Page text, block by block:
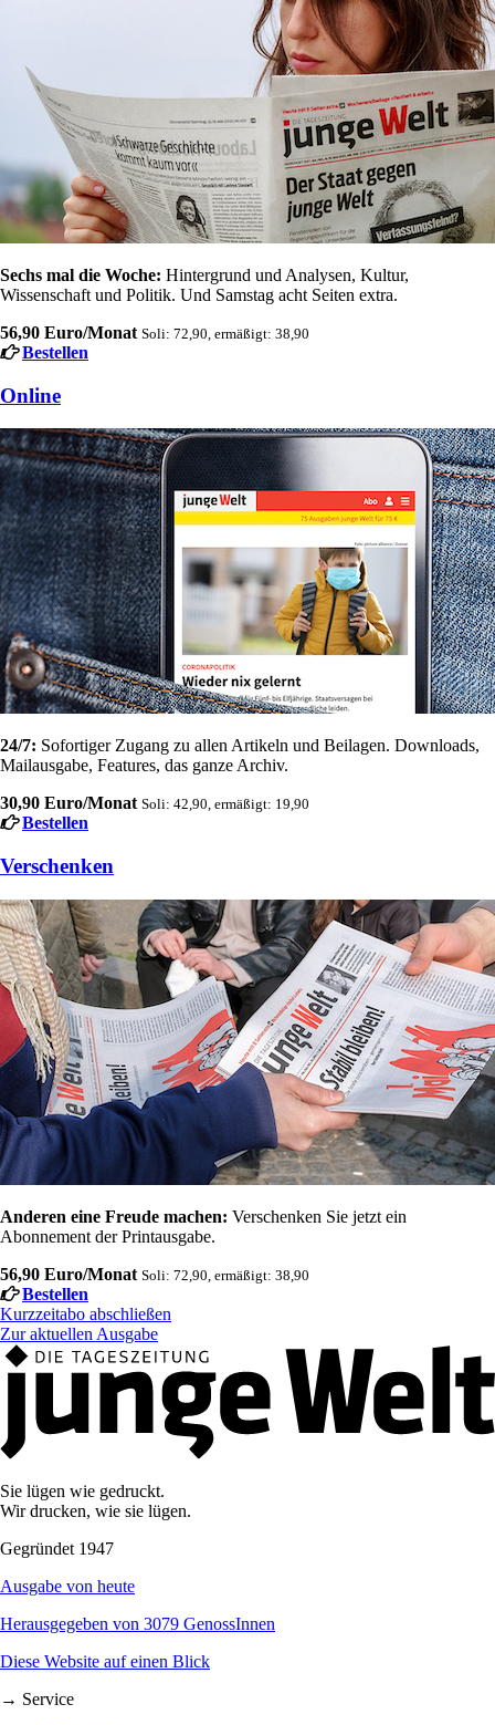
Sechs mal die Woche: Hintergrund und Analysen, Kultur,
Wissenschaft und Politik. Und Samstag acht Seiten extra.
56,90 Euro/Monat Soli: 72,90, ermäßigt: 38,90
Bestellen
Online
24/7: Sofortiger Zugang zu allen Artikeln und Beilagen. Downloads,
Mailausgabe, Features, das ganze Archiv.
30,90 Euro/Monat Soli: 42,90, ermäßigt: 19,90
Bestellen
Verschenken
Anderen eine Freude machen: Verschenken Sie jetzt ein
Abonnement der Printausgabe.
56,90 Euro/Monat Soli: 72,90, ermäßigt: 38,90
Bestellen
Kurzzeitabo abschließen
Zur aktuellen Ausgabe
Sie lügen wie gedruckt.
Wir drucken, wie sie lügen.
Gegründet 1947
Ausgabe von heute
Herausgegeben von 3079 GenossInnen
Diese Website auf einen Blick
→ Service